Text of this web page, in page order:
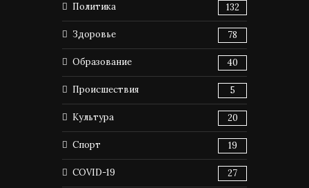
Политика 132
Здоровье 78
Образование 40
Происшествия 5
Культура 20
Спорт 19
COVID-19 27